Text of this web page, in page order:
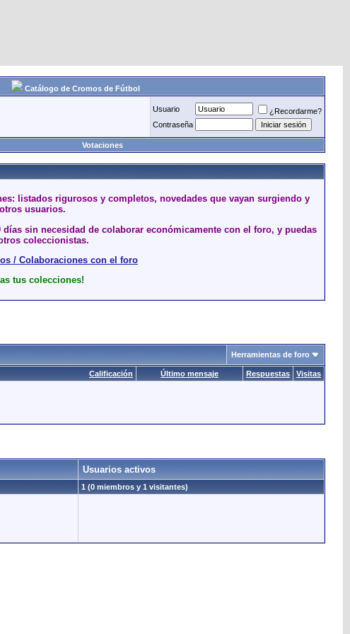
Catálogo de Cromos de Fútbol
Usuario
¿Recordarme?
Contraseña
Votaciones
listados rigurosos y completos, novedades que vayan surgiendo y
usuarios.
sin necesidad de colaborar económicamente con el foro, y puedas
coleccionistas.
/ Colaboraciones con el foro
tus colecciones!
Herramientas de foro
Calificación Último mensaje Respuestas Visitas
Usuarios activos
1 (0 miembros y 1 visitantes)